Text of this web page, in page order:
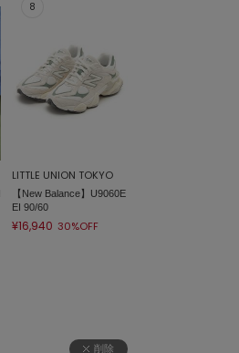
LITTLE UNION TOKYO
【New Balance】U9060E
EI 90/60
¥16,940 30%OFF
削除